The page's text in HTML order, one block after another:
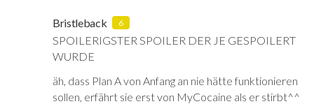
Bristleback 6
SPOILERIGSTER SPOILER DER JE GESPOILERT
WURDE
äh, dass Plan A von Anfang an nie hätte funktionieren
sollen, erfährt sie erst von MyCocaine als er stirbt^^